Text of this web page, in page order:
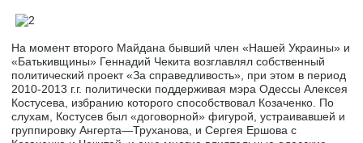
На момент второго Майдана бывший член «Нашей Украины» и
«Батькивщины» Геннадий Чекита возглавлял собственный
политический проект «За справедливость», при этом в период
2010-2013 г.г. политически поддерживая мэра Одессы Алексея
Костусева, избранию которого способствовал Козаченко. По
слухам, Костусев был «договорной» фигурой, устраивавшей и
группировку Ангерта—Труханова, и Сергея Ершова с